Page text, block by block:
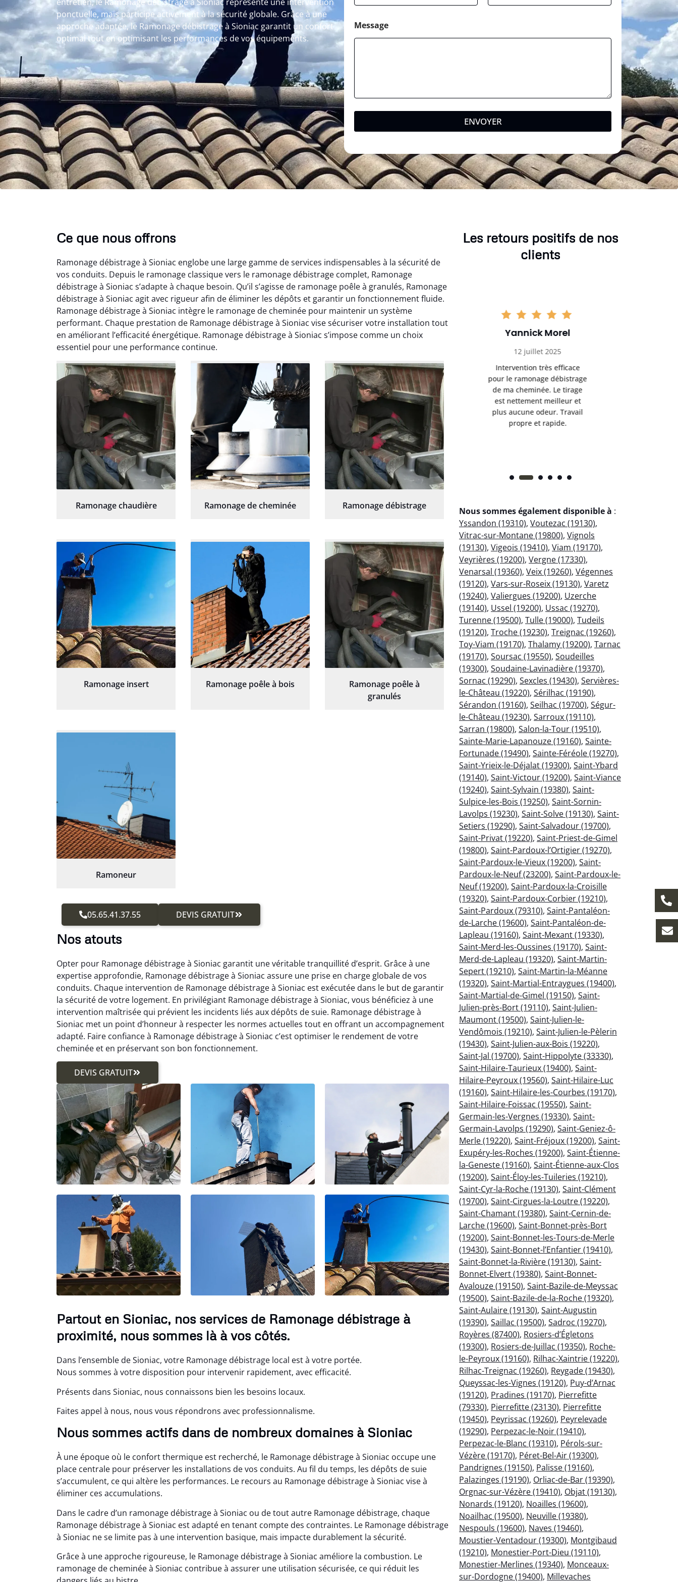
ponctuelle, mais participe activement à la sécurité globale. Grâce à une
approche adaptée, le Ramonage débistrage à Sioniac garantit un confort
optimal tout en optimisant les performances de vos équipements.
Message
ENVOYER
Ce que nous offrons
Ramonage débistrage à Sioniac englobe une large gamme de services indispensables à la sécurité de
vos conduits. Depuis le ramonage classique vers le ramonage débistrage complet, Ramonage
débistrage à Sioniac s’adapte à chaque besoin. Qu’il s’agisse de ramonage poêle à granulés, Ramonage
débistrage à Sioniac agit avec rigueur afin de éliminer les dépôts et garantir un fonctionnement fluide.
Ramonage débistrage à Sioniac intègre le ramonage de cheminée pour maintenir un système
performant. Chaque prestation de Ramonage débistrage à Sioniac vise sécuriser votre installation tout
en améliorant l’efficacité énergétique. Ramonage débistrage à Sioniac s’impose comme un choix
essentiel pour une performance continue.
Ramonage chaudière Ramonage de cheminée Ramonage débistrage
Ramonage insert Ramonage poêle à bois
Ramonage poêle à
granulés
Ramoneur
05.65.41.37.55 DEVIS GRATUIT
Nos atouts
Opter pour Ramonage débistrage à Sioniac garantit une véritable tranquillité d’esprit. Grâce à une
expertise approfondie, Ramonage débistrage à Sioniac assure une prise en charge globale de vos
conduits. Chaque intervention de Ramonage débistrage à Sioniac est exécutée dans le but de garantir
la sécurité de votre logement. En privilégiant Ramonage débistrage à Sioniac, vous bénéficiez à une
intervention maîtrisée qui prévient les incidents liés aux dépôts de suie. Ramonage débistrage à
Sioniac met un point d’honneur à respecter les normes actuelles tout en offrant un accompagnement
adapté. Faire confiance à Ramonage débistrage à Sioniac c’est optimiser le rendement de votre
cheminée et en préservant son bon fonctionnement.
DEVIS GRATUIT
Partout en Sioniac, nos services de Ramonage débistrage à
proximité, nous sommes là à vos côtés.
Dans l’ensemble de Sioniac, votre Ramonage débistrage local est à votre portée.
Nous sommes à votre disposition pour intervenir rapidement, avec efficacité.
Présents dans Sioniac, nous connaissons bien les besoins locaux.
Faites appel à nous, nous vous répondrons avec professionnalisme.
Nous sommes actifs dans de nombreux domaines à Sioniac
À une époque où le confort thermique est recherché, le Ramonage débistrage à Sioniac occupe une
place centrale pour préserver les installations de vos conduits. Au fil du temps, les dépôts de suie
s’accumulent, ce qui altère les performances. Le recours au Ramonage débistrage à Sioniac vise à
éliminer ces accumulations.
Dans le cadre d’un ramonage débistrage à Sioniac ou de tout autre Ramonage débistrage, chaque
Ramonage débistrage à Sioniac est adapté en tenant compte des contraintes. Le Ramonage débistrage
à Sioniac ne se limite pas à une intervention basique, mais impacte durablement la sécurité.
Grâce à une approche rigoureuse, le Ramonage débistrage à Sioniac améliore la combustion. Le
ramonage de cheminée à Sioniac contribue à assurer une utilisation sécurisée, ce qui réduit les
Les retours positifs de nos
clients
Nicolas Perrin
Intervention rapide et très
propre pour le ramonage
débistrage. On sent tout de
suite la différence au niveau
du tirage. Très satisfait.
Yannick Morel
Intervention très efficace
pour le ramonage débistrage
de ma cheminée. Le tirage
est nettement meilleur et
plus aucune odeur. Travail
propre et rapide.
Clément Girard
28 août 2025
Très satisfait du ramonage
débistrage réalisé chez moi.
Les conduits étaient bien
encrassés et le résultat est
impeccable. Je recommande
sans hésiter.
Nous sommes également disponible à :
Yssandon (19310), Voutezac (19130),
Vitrac-sur-Montane (19800), Vignols
(19130), Vigeois (19410), Viam (19170),
Veyrières (19200), Vergne (17330),
Venarsal (19360), Veix (19260), Végennes
(19120), Vars-sur-Roseix (19130), Varetz
(19240), Valiergues (19200), Uzerche
(19140), Ussel (19200), Ussac (19270),
Turenne (19500), Tulle (19000), Tudeils
(19120), Troche (19230), Treignac (19260),
Toy-Viam (19170), Thalamy (19200), Tarnac
(19170), Soursac (19550), Soudeilles
(19300), Soudaine-Lavinadière (19370),
Sornac (19290), Sexcles (19430), Servières-
le-Château (19220), Sérilhac (19190),
Sérandon (19160), Seilhac (19700), Ségur-
le-Château (19230), Sarroux (19110),
Sarran (19800), Salon-la-Tour (19510),
Sainte-Marie-Lapanouze (19160), Sainte-
Fortunade (19490), Sainte-Féréole (19270),
Saint-Yrieix-le-Déjalat (19300), Saint-Ybard
(19140), Saint-Victour (19200), Saint-Viance
(19240), Saint-Sylvain (19380), Saint-
Sulpice-les-Bois (19250), Saint-Sornin-
Lavolps (19230), Saint-Solve (19130), Saint-
Setiers (19290), Saint-Salvadour (19700),
Saint-Privat (19220), Saint-Priest-de-Gimel
(19800), Saint-Pardoux-l’Ortigier (19270),
Saint-Pardoux-le-Vieux (19200), Saint-
Pardoux-le-Neuf (23200), Saint-Pardoux-le-
Neuf (19200), Saint-Pardoux-la-Croisille
(19320), Saint-Pardoux-Corbier (19210),
Saint-Pardoux (79310), Saint-Pantaléon-
de-Larche (19600), Saint-Pantaléon-de-
Lapleau (19160), Saint-Mexant (19330),
Saint-Merd-les-Oussines (19170), Saint-
Merd-de-Lapleau (19320), Saint-Martin-
Sepert (19210), Saint-Martin-la-Méanne
(19320), Saint-Martial-Entraygues (19400),
Saint-Martial-de-Gimel (19150), Saint-
Julien-près-Bort (19110), Saint-Julien-
Maumont (19500), Saint-Julien-le-
Vendômois (19210), Saint-Julien-le-Pèlerin
(19430), Saint-Julien-aux-Bois (19220),
Saint-Jal (19700), Saint-Hippolyte (33330),
Saint-Hilaire-Taurieux (19400), Saint-
Hilaire-Peyroux (19560), Saint-Hilaire-Luc
(19160), Saint-Hilaire-les-Courbes (19170),
Saint-Hilaire-Foissac (19550), Saint-
Germain-les-Vergnes (19330), Saint-
Germain-Lavolps (19290), Saint-Geniez-ô-
Merle (19220), Saint-Fréjoux (19200), Saint-
Exupéry-les-Roches (19200), Saint-Étienne-
la-Geneste (19160), Saint-Étienne-aux-Clos
(19200), Saint-Éloy-les-Tuileries (19210),
Saint-Cyr-la-Roche (19130), Saint-Clément
(19700), Saint-Cirgues-la-Loutre (19220),
Saint-Chamant (19380), Saint-Cernin-de-
Larche (19600), Saint-Bonnet-près-Bort
(19200), Saint-Bonnet-les-Tours-de-Merle
(19430), Saint-Bonnet-l’Enfantier (19410),
Saint-Bonnet-la-Rivière (19130), Saint-
Bonnet-Elvert (19380), Saint-Bonnet-
Avalouze (19150), Saint-Bazile-de-Meyssac
(19500), Saint-Bazile-de-la-Roche (19320),
Saint-Aulaire (19130), Saint-Augustin
(19390), Saillac (19500), Sadroc (19270),
Royères (87400), Rosiers-d’Égletons
(19300), Rosiers-de-Juillac (19350), Roche-
le-Peyroux (19160), Rilhac-Xaintrie (19220),
Rilhac-Treignac (19260), Reygade (19430),
Queyssac-les-Vignes (19120), Puy-d’Arnac
(19120), Pradines (19170), Pierrefitte
(79330), Pierrefitte (23130), Pierrefitte
(19450), Peyrissac (19260), Peyrelevade
(19290), Perpezac-le-Noir (19410),
Perpezac-le-Blanc (19310), Pérols-sur-
Vézère (19170), Péret-Bel-Air (19300),
Pandrignes (19150), Palisse (19160),
Palazinges (19190), Orliac-de-Bar (19390),
Orgnac-sur-Vézère (19410), Objat (19130),
Nonards (19120), Noailles (19600),
Noailhac (19500), Neuville (19380),
Nespouls (19600), Naves (19460),
Moustier-Ventadour (19300), Montgibaud
(19210), Monestier-Port-Dieu (19110),
Monestier-Merlines (19340), Monceaux-
sur-Dordogne (19400), Millevaches